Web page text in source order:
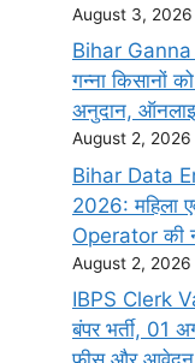
August 3, 2026
Bihar
गन्ना किसानों
अनुदान,
August 2, 2026
Bihar Data
2026: महिला
Operator की
August 2, 2026
IBPS Clerk
बंपर भर्ती, 01